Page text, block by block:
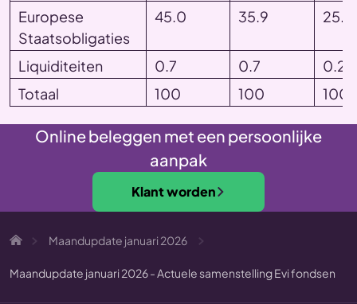
Europese
Staatsobligaties
45.0 35.9 25.0
Liquiditeiten 0.7 0.7
0.2
Totaal
100 100 100
Online beleggen met een persoonlijke
aanpak
Klant worden
Maandupdate januari 2026
Maandupdate januari 2026 - Actuele samenstelling Evi fondsen